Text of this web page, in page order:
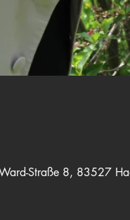
Straße 8, 83527